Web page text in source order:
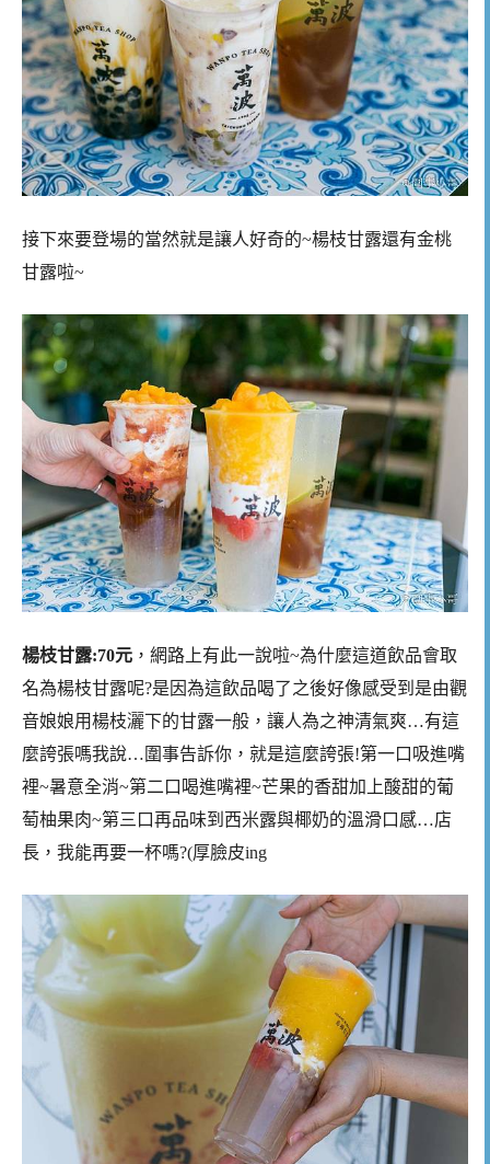
接下來要登場的當然就是讓人好奇的~楊枝甘露還有金桃
甘露啦~
楊枝甘露:70元 ，網路上有此一說啦~為什麼這道飲品會取
名為楊枝甘露呢?是因為這飲品喝了之後好像感受到是由觀
音娘娘用楊枝灑下的甘露一般，讓人為之神清氣爽…有這
麼誇張嗎我說…圍事告訴你，就是這麼誇張!第一口吸進嘴
裡~暑意全消~第二口喝進嘴裡~芒果的香甜加上酸甜的葡
萄柚果肉~第三口再品味到西米露與椰奶的溫滑口感…店
長，我能再要一杯嗎?(厚臉皮ing